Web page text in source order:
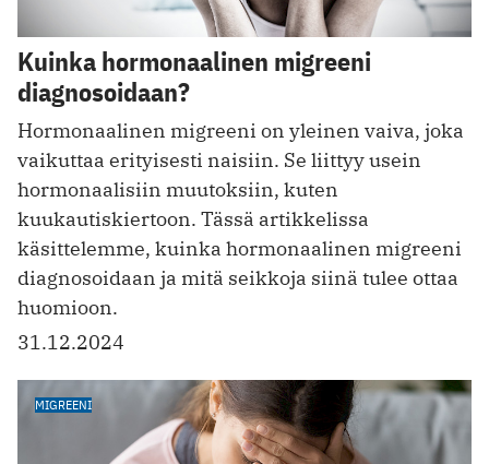
Kuinka hormonaalinen migreeni
diagnosoidaan?
Hormonaalinen migreeni on yleinen vaiva, joka
vaikuttaa erityisesti naisiin. Se liittyy usein
hormonaalisiin muutoksiin, kuten
kuukautiskiertoon. Tässä artikkelissa
käsittelemme, kuinka hormonaalinen migreeni
diagnosoidaan ja mitä seikkoja siinä tulee ottaa
huomioon.
31.12.2024
MIGREENI